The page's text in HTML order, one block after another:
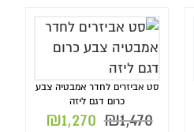
סט אביזרים לחדר אמבטיה צבע
כרום דגם ליזה
₪1,470
₪1,270